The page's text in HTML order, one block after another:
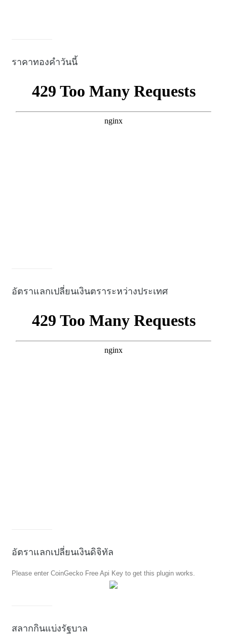
ราคาทองคำวันนี้
อัตราแลกเปลี่ยนเงินตราระหว่างประเทศ
อัตราแลกเปลี่ยนเงินดิจิทัล
Please enter CoinGecko Free Api Key to get this plugin works.
สลากกินแบ่งรัฐบาล